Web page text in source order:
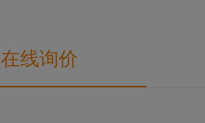
在线询价